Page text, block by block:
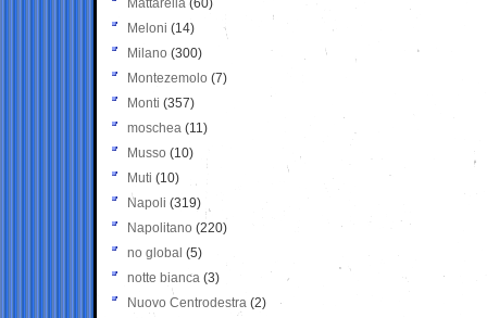
Mattarella (60)
Meloni (14)
Milano (300)
Montezemolo (7)
Monti (357)
moschea (11)
Musso (10)
Muti (10)
Napoli (319)
Napolitano (220)
no global (5)
notte bianca (3)
Nuovo Centrodestra (2)